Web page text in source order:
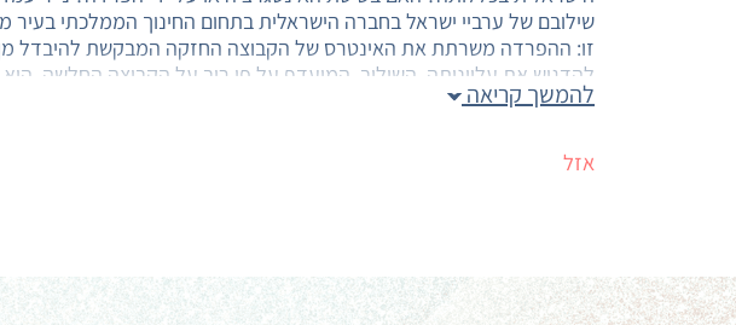
שילובם של ערביי ישראל בחברה הישראלית בתחום החינוך הממלכתי בעיר
זו: ההפרדה משרתת את האינטרס של הקבוצה החזקה המבקשת להיבדל
להדגיש את עליונותה. השילוב, המועדף על פי רוב על הקבוצה החלשה,
שאינו מהווה ערובה לשוויון עתידי.
להמשך קריאה
אזל